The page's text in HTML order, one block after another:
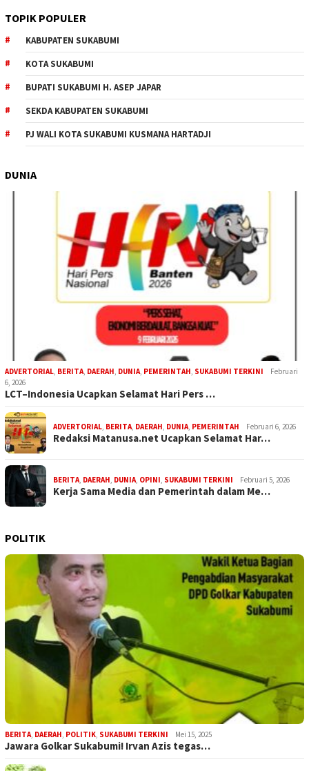
TOPIK POPULER
KABUPATEN SUKABUMI
KOTA SUKABUMI
BUPATI SUKABUMI H. ASEP JAPAR
SEKDA KABUPATEN SUKABUMI
PJ WALI KOTA SUKABUMI KUSMANA HARTADJI
DUNIA
ADVERTORIAL, BERITA, DAERAH, DUNIA, PEMERINTAH, SUKABUMI TERKINI
Februari
6, 2026
LCT–Indonesia Ucapkan Selamat Hari Pers …
ADVERTORIAL, BERITA, DAERAH, DUNIA, PEMERINTAH Februari 6, 2026
Redaksi Matanusa.net Ucapkan Selamat Har…
BERITA, DAERAH, DUNIA, OPINI, SUKABUMI TERKINI Februari 5, 2026
Kerja Sama Media dan Pemerintah dalam Me…
POLITIK
BERITA, DAERAH, POLITIK, SUKABUMI TERKINI Mei 15, 2025
Jawara Golkar Sukabumi! Irvan Azis tegas…